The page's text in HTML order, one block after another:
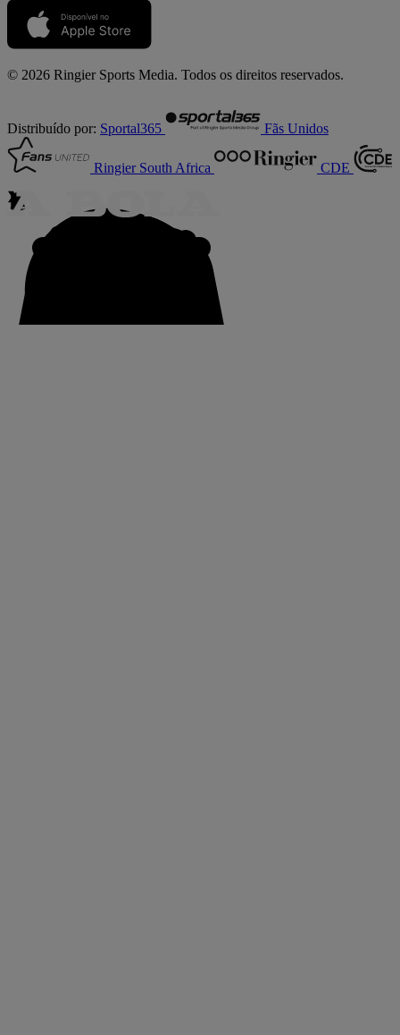
© 2026 Ringier Sports Media. Todos os direitos reservados.
Distribuído por: Sportal365 Fãs Unidos
Ringier South Africa CDE